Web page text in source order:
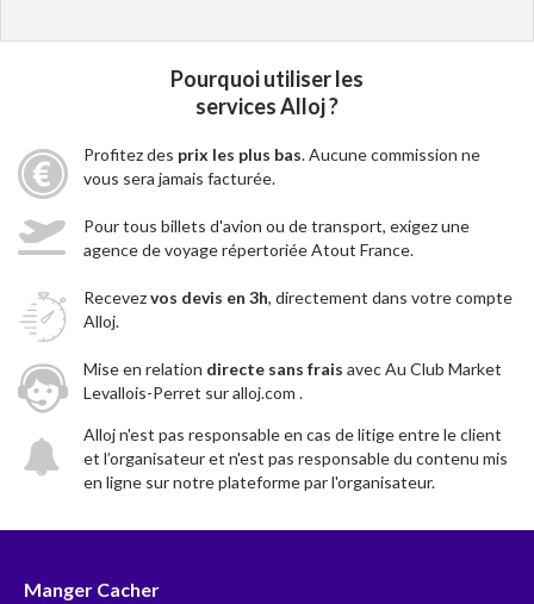
Pourquoi utiliser les
services Alloj ?
Profitez des prix les plus bas. Aucune commission ne
vous sera jamais facturée.
Pour tous billets d'avion ou de transport, exigez une
agence de voyage répertoriée Atout France.
Recevezvos devis en 3h, directement dans votre compte
Alloj.
Mise en relation directe sans frais avec Au Club Market
Levallois-Perret sur alloj.com .
Alloj n'est pas responsable en cas de litige entre le client
et l’organisateur et n'est pas responsable du contenu mis
en ligne sur notre plateforme par l'organisateur.
Manger Cacher